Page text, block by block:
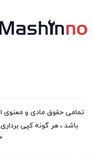
تمامی حقوق مادی و